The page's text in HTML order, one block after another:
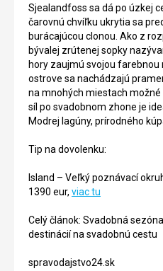
Sjealandfoss sa dá po úzkej
čarovnú chvíľku ukrytia sa
burácajúcou clonou. Ako z
bývalej zrútenej sopky
hory zaujmú svojou
ostrove sa nachádzajú
na mnohých miestach možné
síl po svadobnom zhone je
Modrej lagúny, prírodného
Tip na dovolenku:
Island – Veľký poznávací
1390 eur, viac tu
Celý článok: Svadobná
destinácií na svadobnú cestu
spravodajstvo24.sk